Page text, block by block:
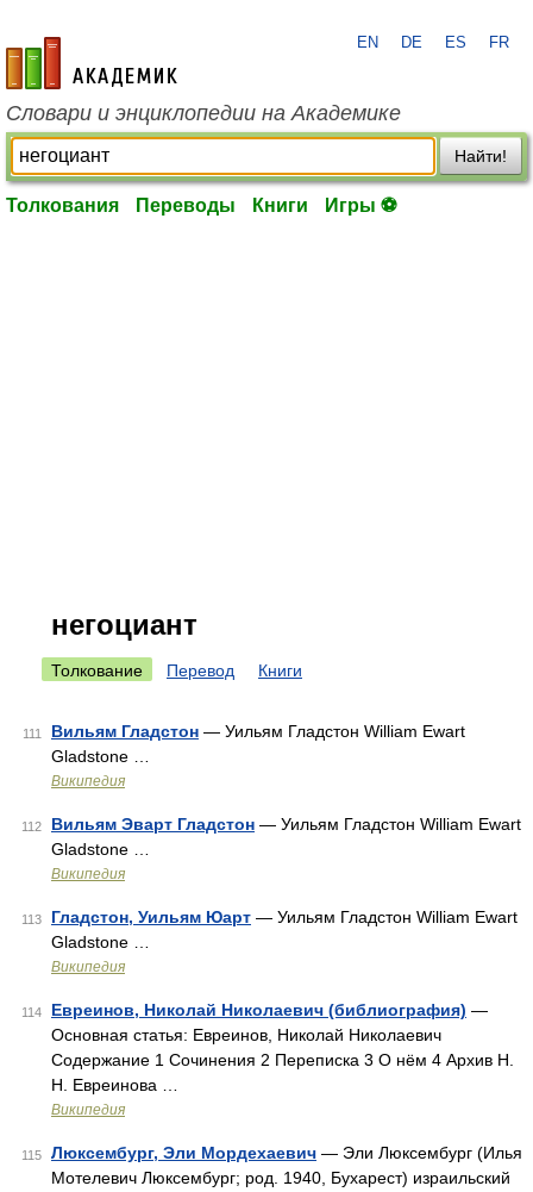
academic.ru
EN DE ES FR
Словари и энциклопедии на Академике
Найти!
Толкования Переводы Книги Игры ⚽
негоциант
Толкование Перевод Книги
111 Вильям Гладстон — Уильям Гладстон William Ewart
Gladstone …
Википедия
112 Вильям Эварт Гладстон — Уильям Гладстон William Ewart
Gladstone …
Википедия
113 Гладстон, Уильям Юарт — Уильям Гладстон William Ewart
Gladstone …
Википедия
114 Евреинов, Николай Николаевич (библиография) —
Основная статья: Евреинов, Николай Николаевич
Содержание 1 Сочинения 2 Переписка 3 О нём 4 Архив Н.
Н. Евреинова …
Википедия
115 Люксембург, Эли Мордехаевич — Эли Люксембург (Илья
Мотелевич Люксембург; род. 1940, Бухарест) израильский